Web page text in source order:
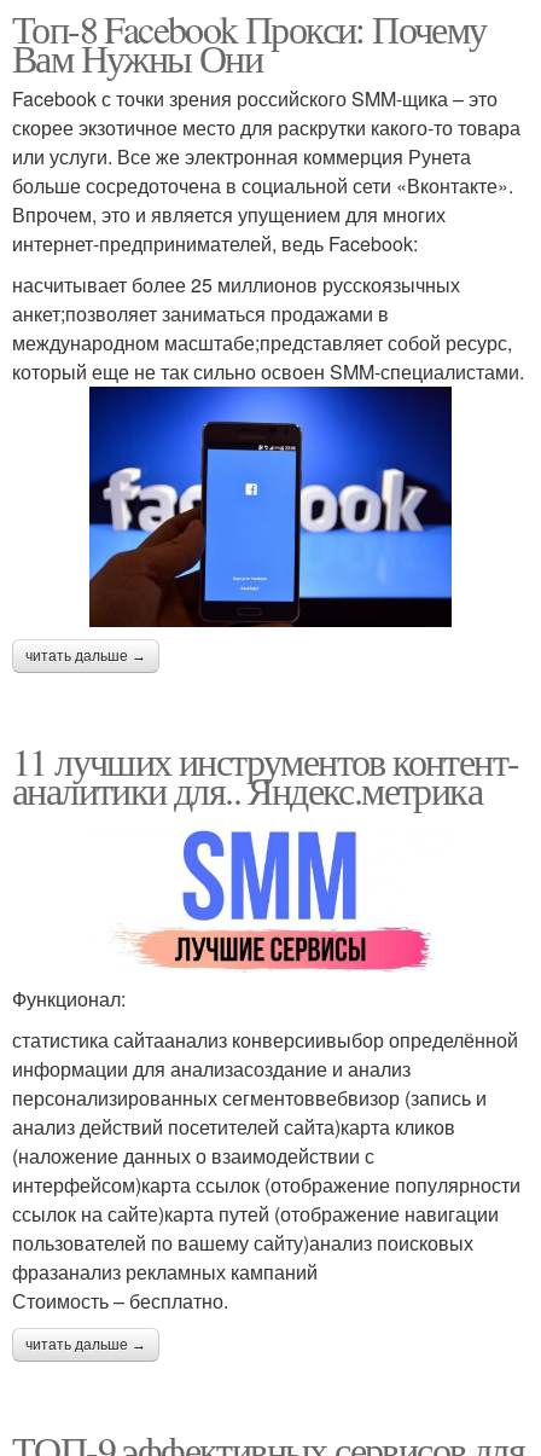
Топ-8 Facebook Прокси: Почему
Вам Нужны Они
Facebook с точки зрения российского SMM-щика – это
скорее экзотичное место для раскрутки какого-то товара
или услуги. Все же электронная коммерция Рунета
больше сосредоточена в социальной сети «Вконтакте».
Впрочем, это и является упущением для многих
интернет-предпринимателей, ведь Facebook:
насчитывает более 25 миллионов русскоязычных
анкет;позволяет заниматься продажами в
международном масштабе;представляет собой ресурс,
который еще не так сильно освоен SMM-специалистами.
читать дальше →
11 лучших инструментов контент-
аналитики для.. Яндекс.метрика
Функционал:
статистика сайтаанализ конверсиивыбор определённой
информации для анализасоздание и анализ
персонализированных сегментоввебвизор (запись и
анализ действий посетителей сайта)карта кликов
(наложение данных о взаимодействии с
интерфейсом)карта ссылок (отображение популярности
ссылок на сайте)карта путей (отображение навигации
пользователей по вашему сайту)анализ поисковых
фразанализ рекламных кампаний
Стоимость – бесплатно.
читать дальше →